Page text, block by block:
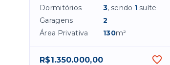
Dormitórios 3, sendo 1 suíte
Garagens
2
Área Privativa
130m²
R$1.350.000,00